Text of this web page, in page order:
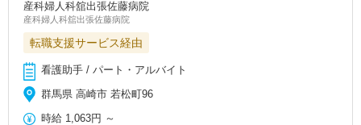
産科婦人科舘出張佐藤病院
産科婦人科舘出張佐藤病院
転職支援サービス経由
看護助手 / パート・アルバイト
群馬県 高崎市 若松町96
時給 1,063円 ～